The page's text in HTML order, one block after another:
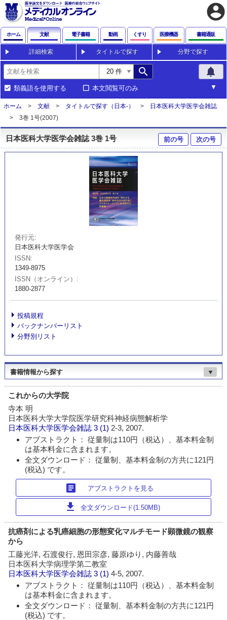
account_circle
ホーム 文献 電子書籍 動画 くすり 医療機器 書籍通販
詳細検索 タイトルで探す 分野で探す
search notifications
類義語を使用する 本文閲覧可のみ
ホーム 文献 タイトルで探す（日本-）
日本医科大学医学会雑誌
3巻 1号(2007)
日本医科大学医学会雑誌 3巻 1号 前の号 次の号
発行元
日本医科大学医学会
ISSN
1349-8975
ISSN（オンライン）
1880-2877
投稿規程
バックナンバーリスト
分野別リスト
書籍情報から探す ▼
これからの大学院
寺本 明
日本医科大学大学院医学研究科神経病態解析学
日本医科大学医学会雑誌 3 (1)2-3, 2007.
アブストラクト： 従量制は110円（税込）、基本料金制
は基本料金に含まれます。
全文ダウンロード： 従量制、基本料金制の方共に121円
(税込) です。
article アブストラクトを見る
download 全文ダウンロード(1.50MB)
抗癌剤による乳癌細胞の形態変化マルチモード顕微鏡の観察
から
工藤光洋, 石渡俊行, 恩田宗彦, 藤原ゆり, 内藤善哉
日本医科大学病理学第二教室
日本医科大学医学会雑誌 3 (1)4-5, 2007.
アブストラクト： 従量制は110円（税込）、基本料金制
は基本料金に含まれます。
全文ダウンロード： 従量制、基本料金制の方共に121円
(税込) です。